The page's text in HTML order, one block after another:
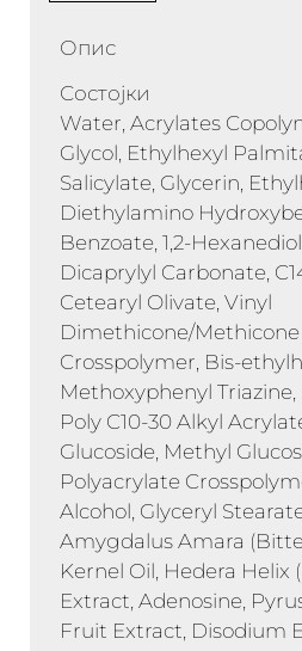
Опис
Состојки
Water, Acrylates
Glycol, Ethylhexyl
Salicylate, Glycerin,
Diethylamino
Benzoate, 1,2-
Dicaprylyl Carbonate,
Cetearyl Olivate, Vinyl
Dimethicone/Methicone
Crosspolymer, Bis-
Methoxyphenyl Triazine,
Poly C10-30 Alkyl
Glucoside, Methyl
Polyacrylate
Alcohol, Glyceryl
Amygdalus Amara
Kernel Oil, Hedera Helix
Extract, Adenosine,
Fruit Extract, Disodium